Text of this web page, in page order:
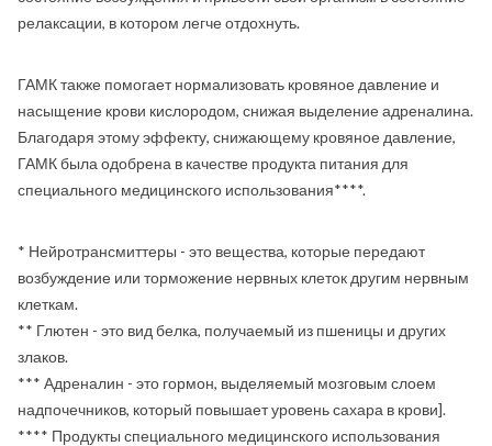
релаксации, в котором легче отдохнуть.
ГАМК также помогает нормализовать кровяное давление и
насыщение крови кислородом, снижая выделение адреналина.
Благодаря этому эффекту, снижающему кровяное давление,
ГАМК была одобрена в качестве продукта питания для
специального медицинского использования****.
* Нейротрансмиттеры - это вещества, которые передают
возбуждение или торможение нервных клеток другим нервным
клеткам.
** Глютен - это вид белка, получаемый из пшеницы и других
злаков.
*** Адреналин - это гормон, выделяемый мозговым слоем
надпочечников, который повышает уровень сахара в крови].
**** Продукты специального медицинского использования